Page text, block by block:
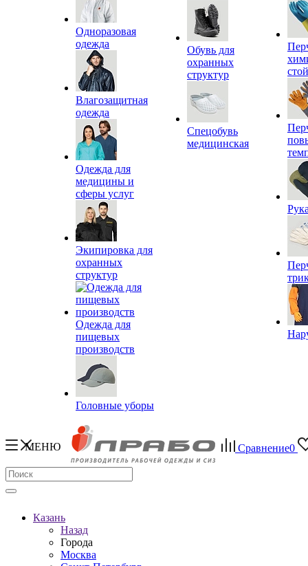
Одноразовая
одежда
Влагозащитная
одежда
Одежда для
медицины и
сферы услуг
Экипировка для
охранных
структур
Одежда для
пищевых
производств
Головные уборы
Обувь для
охранных
структур
Спецобувь
медицинская
МЕНЮ Сравнение0
Казань
Назад
Города
Москва